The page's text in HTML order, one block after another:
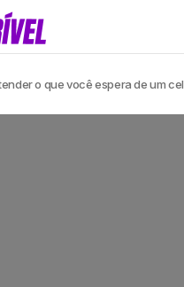
o que você espera de um